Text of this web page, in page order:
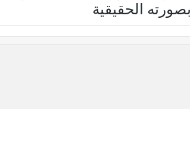
الحقيقية